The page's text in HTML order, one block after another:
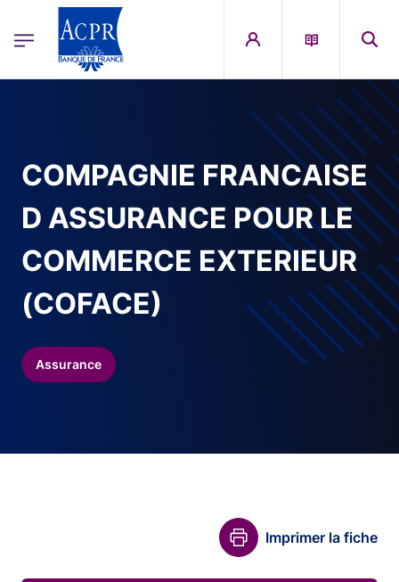
ACPR Menu Principal (French)
COMPAGNIE FRANCAISE
D ASSURANCE POUR LE
COMMERCE EXTERIEUR
(COFACE)
Assurance
Imprimer la fiche